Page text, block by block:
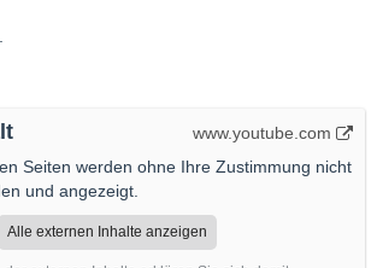
www.youtube.com
Seiten werden ohne Ihre Zustimmung nicht
und angezeigt.
Alle externen Inhalte anzeigen